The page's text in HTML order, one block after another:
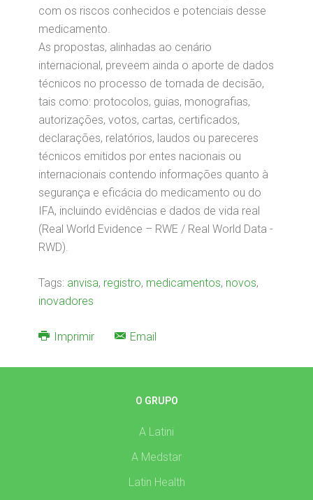
com os riscos conhecidos e potenciais desse
medicamento.
As propostas, alinhadas ao cenário
internacional, preveem ainda o aporte de dados
técnicos no processo de tomada de decisão,
tais como: protocolos, guias, monografias,
autorizações, votos, cartas, certificados,
declarações, relatórios, laudos ou pareceres
técnicos emitidos por entes nacionais ou
internacionais contendo informações quanto à
segurança e eficácia do medicamento ou do
IFA, incluindo evidências e dados de vida real
(Real World Evidence – RWE / Real World Data -
RWD).
Tags: anvisa, registro, medicamentos, novos,
inovadores
Imprimir Email
O GRUPO
A Latini
A Medstar
Latin Health